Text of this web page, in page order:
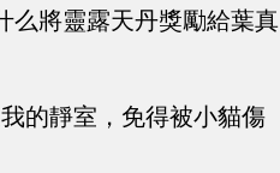
么將靈露天丹獎勵給葉真
的靜室，免得被小貓傷